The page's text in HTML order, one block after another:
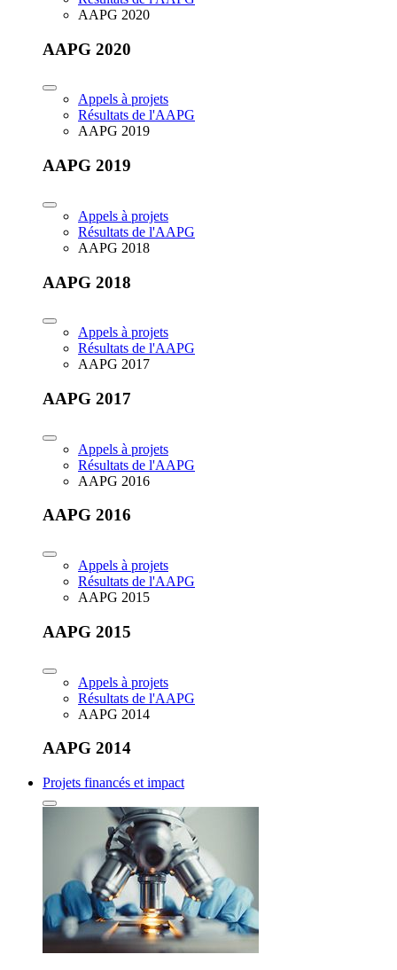
AAPG 2020
AAPG 2020
Appels à projets
Résultats de l'AAPG
AAPG 2019
AAPG 2019
Appels à projets
Résultats de l'AAPG
AAPG 2018
AAPG 2018
Appels à projets
Résultats de l'AAPG
AAPG 2017
AAPG 2017
Appels à projets
Résultats de l'AAPG
AAPG 2016
AAPG 2016
Appels à projets
Résultats de l'AAPG
AAPG 2015
AAPG 2015
Appels à projets
Résultats de l'AAPG
AAPG 2014
AAPG 2014
Projets financés et impact